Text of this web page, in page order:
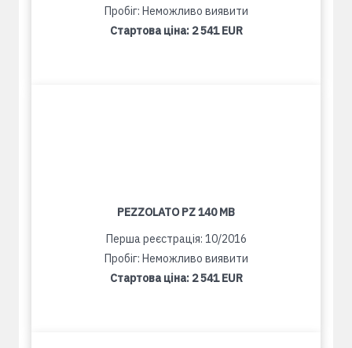
Пробіг: Неможливо виявити
Стартова ціна: 2 541 EUR
PEZZOLATO PZ 140 MB
Перша реєстрація: 10/2016
Пробіг: Неможливо виявити
Стартова ціна: 2 541 EUR